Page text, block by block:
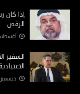
إذا كان
الرقص
أغسطس 23,
السفير
ديسمبر 03, 2020